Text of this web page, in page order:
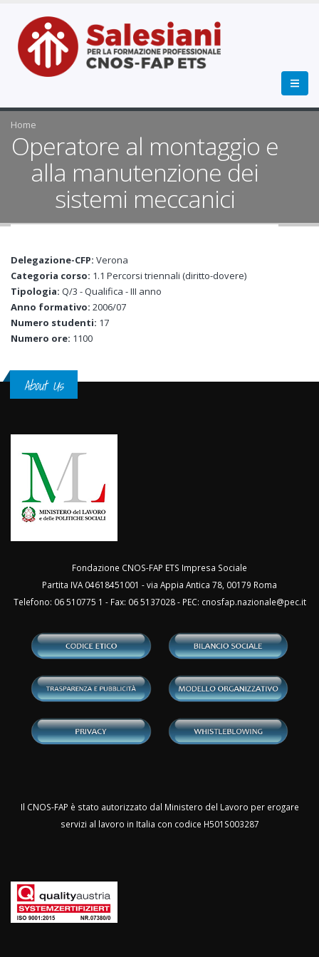
Home
Operatore al montaggio e
alla manutenzione dei
sistemi meccanici
Delegazione-CFP: Verona
Categoria corso: 1.1 Percorsi triennali (diritto-dovere)
Tipologia: Q/3 - Qualifica - III anno
Anno formativo: 2006/07
Numero studenti: 17
Numero ore: 1100
About Us
Fondazione CNOS-FAP ETS Impresa Sociale
Partita IVA 04618451001 - via Appia Antica 78, 00179 Roma
Telefono: 06 510775 1 - Fax: 06 5137028 - PEC: cnosfap.nazionale@pec.it
Il CNOS-FAP è stato autorizzato dal Ministero del Lavoro per erogare
servizi al lavoro in Italia con codice H501S003287